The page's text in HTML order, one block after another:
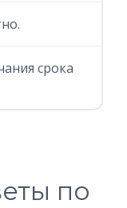
срока
по